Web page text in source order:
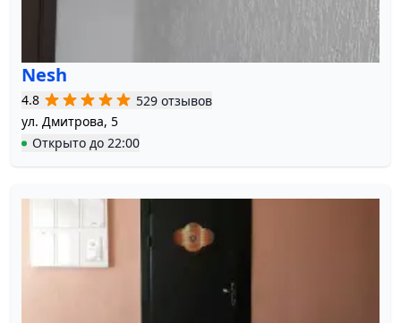
Nesh
4.8
529 отзывов
ул. Дмитрова, 5
Открыто до 22:00